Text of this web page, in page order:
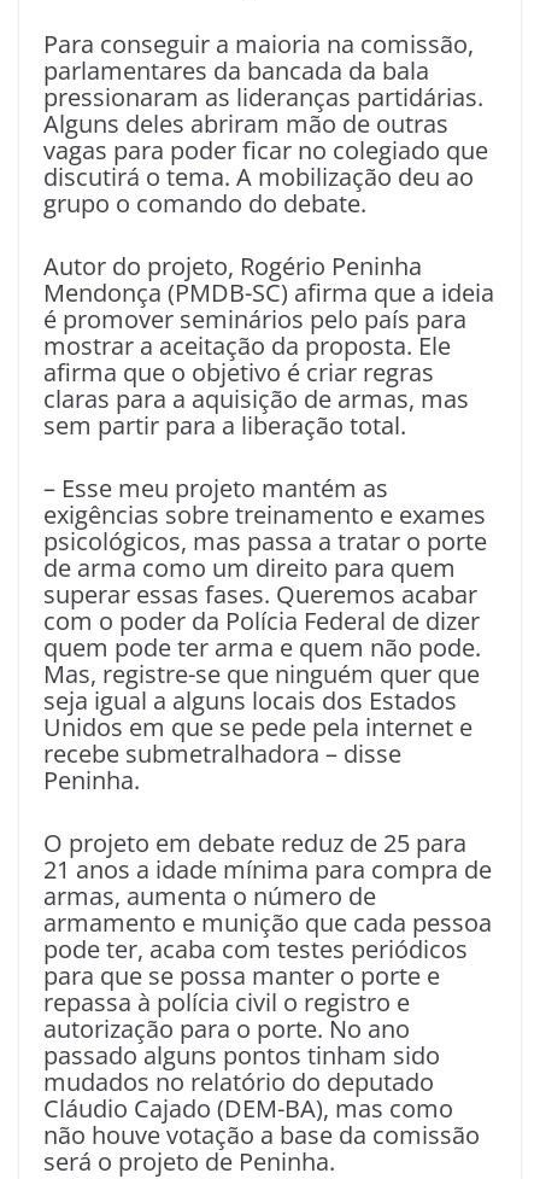
Para conseguir a maioria na comissão,
parlamentares da bancada da bala
pressionaram as lideranças partidárias.
Alguns deles abriram mão de outras
vagas para poder ficar no colegiado que
discutirá o tema. A mobilização deu ao
grupo o comando do debate.
Autor do projeto, Rogério Peninha
Mendonça (PMDB-SC) afirma que a ideia
é promover seminários pelo país para
mostrar a aceitação da proposta. Ele
afirma que o objetivo é criar regras
claras para a aquisição de armas, mas
sem partir para a liberação total.
– Esse meu projeto mantém as
exigências sobre treinamento e exames
psicológicos, mas passa a tratar o porte
de arma como um direito para quem
superar essas fases. Queremos acabar
com o poder da Polícia Federal de dizer
quem pode ter arma e quem não pode.
Mas, registre-se que ninguém quer que
seja igual a alguns locais dos Estados
Unidos em que se pede pela internet e
recebe submetralhadora – disse
Peninha.
O projeto em debate reduz de 25 para
21 anos a idade mínima para compra de
armas, aumenta o número de
armamento e munição que cada pessoa
pode ter, acaba com testes periódicos
para que se possa manter o porte e
repassa à polícia civil o registro e
autorização para o porte. No ano
passado alguns pontos tinham sido
mudados no relatório do deputado
Cláudio Cajado (DEM-BA), mas como
não houve votação a base da comissão
será o projeto de Peninha.